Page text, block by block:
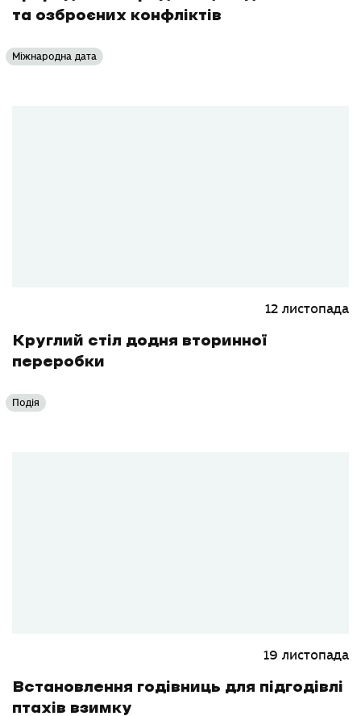
та озброєних конфліктів
Міжнародна дата
12 листопада
Круглий стіл додня вторинної
переробки
Подія
19 листопада
Встановлення годівниць для підгодівлі
птахів взимку